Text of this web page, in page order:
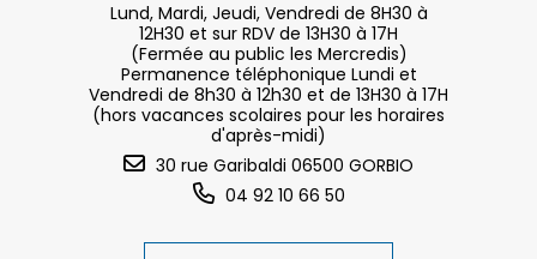
Lund, Mardi, Jeudi, Vendredi de 8H30 à
12H30 et sur RDV de 13H30 à 17H
(Fermée au public les Mercredis)
Permanence téléphonique Lundi et
Vendredi de 8h30 à 12h30 et de 13H30 à 17H
(hors vacances scolaires pour les horaires
d'après-midi)
30 rue Garibaldi 06500 GORBIO
04 92 10 66 50